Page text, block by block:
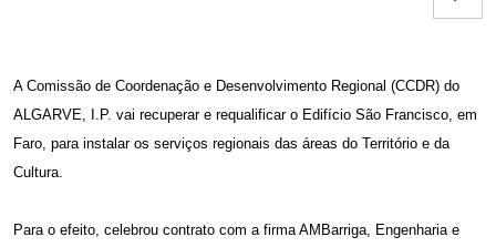
A Comissão de Coordenação e Desenvolvimento Regional (CCDR) do
ALGARVE, I.P. vai recuperar e requalificar o Edifício São Francisco, em
Faro, para instalar os serviços regionais das áreas do Território e da
Cultura.
Para o efeito, celebrou contrato com a firma AMBarriga, Engenharia e